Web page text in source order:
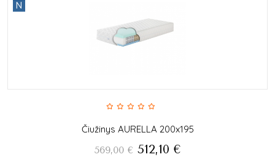
N
Čiužinys AURELLA 200x195
569,00 € 512,10 €